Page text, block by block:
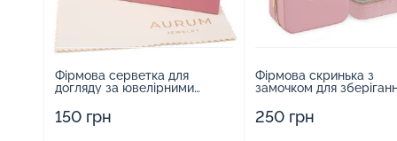
Фірмова серветка для
догляду за ювелірними
150 грн
Фірмова скринька з
замочком для
250 грн